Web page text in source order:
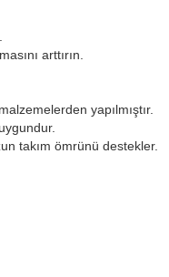
arttırın.
yapılmıştır.
takım ömrünü destekler.